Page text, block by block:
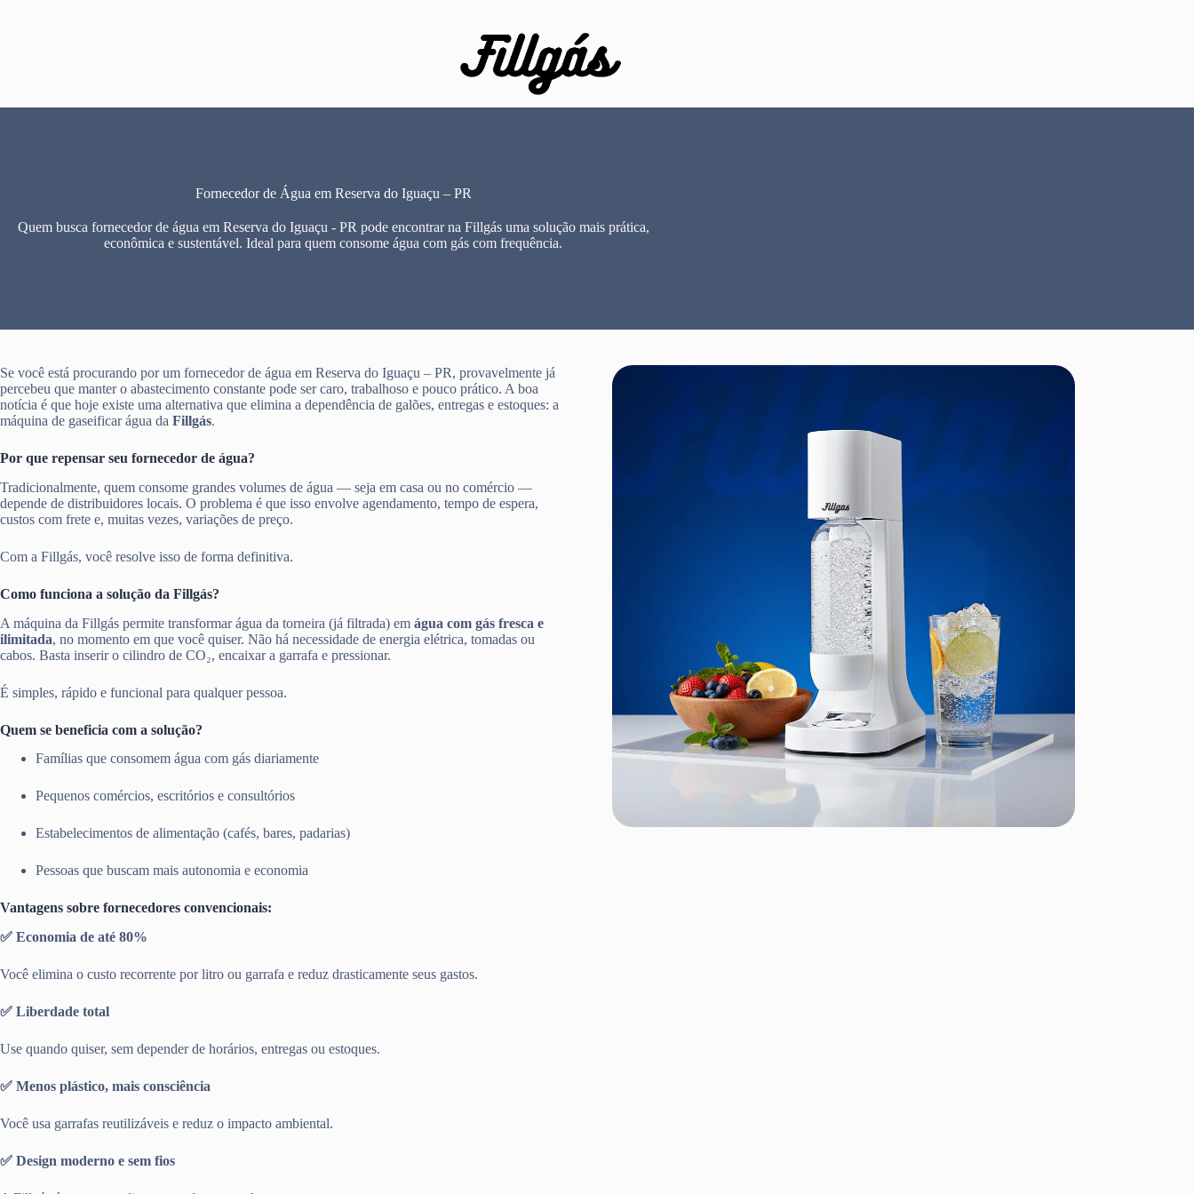
Fornecedor de Água em Reserva do Iguaçu – PR
Quem busca fornecedor de água em Reserva do Iguaçu - PR pode encontrar na Fillgás uma solução mais prática,
econômica e sustentável. Ideal para quem consome água com gás com frequência.
Se você está procurando por um fornecedor de água em Reserva do Iguaçu – PR, provavelmente já
percebeu que manter o abastecimento constante pode ser caro, trabalhoso e pouco prático. A boa
notícia é que hoje existe uma alternativa que elimina a dependência de galões, entregas e estoques: a
máquina de gaseificar água da Fillgás.
Por que repensar seu fornecedor de água?
Tradicionalmente, quem consome grandes volumes de água — seja em casa ou no comércio —
depende de distribuidores locais. O problema é que isso envolve agendamento, tempo de espera,
custos com frete e, muitas vezes, variações de preço.
Com a Fillgás, você resolve isso de forma definitiva.
Como funciona a solução da Fillgás?
A máquina da Fillgás permite transformar água da torneira (já filtrada) em água com gás fresca e
ilimitada, no momento em que você quiser. Não há necessidade de energia elétrica, tomadas ou
cabos. Basta inserir o cilindro de CO₂, encaixar a garrafa e pressionar.
É simples, rápido e funcional para qualquer pessoa.
Quem se beneficia com a solução?
Famílias que consomem água com gás diariamente
Pequenos comércios, escritórios e consultórios
Estabelecimentos de alimentação (cafés, bares, padarias)
Pessoas que buscam mais autonomia e economia
Vantagens sobre fornecedores convencionais:
✅ Economia de até 80%
Você elimina o custo recorrente por litro ou garrafa e reduz drasticamente seus gastos.
✅ Liberdade total
Use quando quiser, sem depender de horários, entregas ou estoques.
✅ Menos plástico, mais consciência
Você usa garrafas reutilizáveis e reduz o impacto ambiental.
✅ Design moderno e sem fios